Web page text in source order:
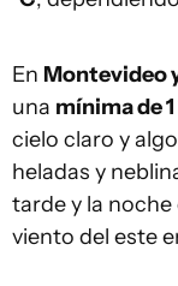
En Montevideo
una mínima de 1
cielo claro y
heladas y
tarde y la
viento del este